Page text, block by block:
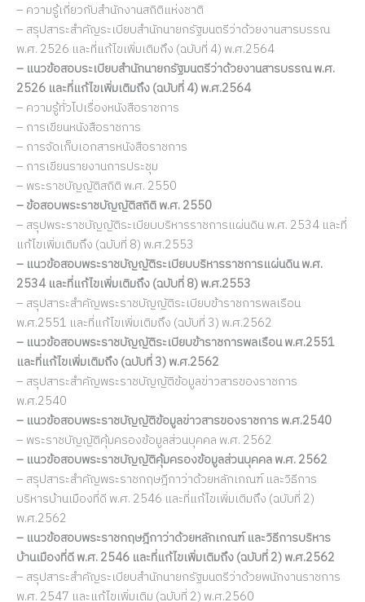
– ความรู้เกี่ยวกับสำนักงานสถิติแห่งชาติ
– สรุปสาระสำคัญระเบียบสำนักนายกรัฐมนตรีว่าด้วยงานสารบรรณ
พ.ศ. 2526 และที่แก้ไขเพิ่มเติมถึง (ฉบับที่ 4) พ.ศ.2564
– แนวข้อสอบระเบียบสำนักนายกรัฐมนตรีว่าด้วยงานสารบรรณ พ.ศ.
2526 และที่แก้ไขเพิ่มเติมถึง (ฉบับที่ 4) พ.ศ.2564
– ความรู้ทั่วไปเรื่องหนังสือราชการ
– การเขียนหนังสือราชการ
– การจัดเก็บเอกสารหนังสือราชการ
– การเขียนรายงานการประชุม
– พระราชบัญญัติสถิติ พ.ศ. 2550
– ข้อสอบพระราชบัญญัติสถิติ พ.ศ. 2550
– สรุปพระราชบัญญัติระเบียบบริหารราชการแผ่นดิน พ.ศ. 2534 และที่
แก้ไขเพิ่มเติมถึง (ฉบับที่ 8) พ.ศ.2553
– แนวข้อสอบพระราชบัญญัติระเบียบบริหารราชการแผ่นดิน พ.ศ.
2534 และที่แก้ไขเพิ่มเติมถึง (ฉบับที่ 8) พ.ศ.2553
– สรุปสาระสำคัญพระราชบัญญัติระเบียบข้าราชการพลเรือน
พ.ศ.2551 และที่แก้ไขเพิ่มเติมถึง (ฉบับที่ 3) พ.ศ.2562
– แนวข้อสอบพระราชบัญญัติระเบียบข้าราชการพลเรือน พ.ศ.2551
และที่แก้ไขเพิ่มเติมถึง (ฉบับที่ 3) พ.ศ.2562
– สรุปสาระสำคัญพระราชบัญญัติข้อมูลข่าวสารของราชการ
พ.ศ.2540
– แนวข้อสอบพระราชบัญญัติข้อมูลข่าวสารของราชการ พ.ศ.2540
– พระราชบัญญัติคุ้มครองข้อมูลส่วนบุคคล พ.ศ. 2562
– แนวข้อสอบพระราชบัญญัติคุ้มครองข้อมูลส่วนบุคคล พ.ศ. 2562
– สรุปสาระสำคัญพระราชกฤษฎีกาว่าด้วยหลักเกณฑ์ และวิธีการ
บริหารบ้านเมืองที่ดี พ.ศ. 2546 และที่แก้ไขเพิ่มเติมถึง (ฉบับที่ 2)
พ.ศ.2562
– แนวข้อสอบพระราชกฤษฎีกาว่าด้วยหลักเกณฑ์ และวิธีการบริหาร
บ้านเมืองที่ดี พ.ศ. 2546 และที่แก้ไขเพิ่มเติมถึง (ฉบับที่ 2) พ.ศ.2562
– สรุปสาระสำคัญระเบียบสำนักนายกรัฐมนตรีว่าด้วยพนักงานราชการ
พ.ศ. 2547 และแก้ไขเพิ่มเติม (ฉบับที่ 2) พ.ศ.2560